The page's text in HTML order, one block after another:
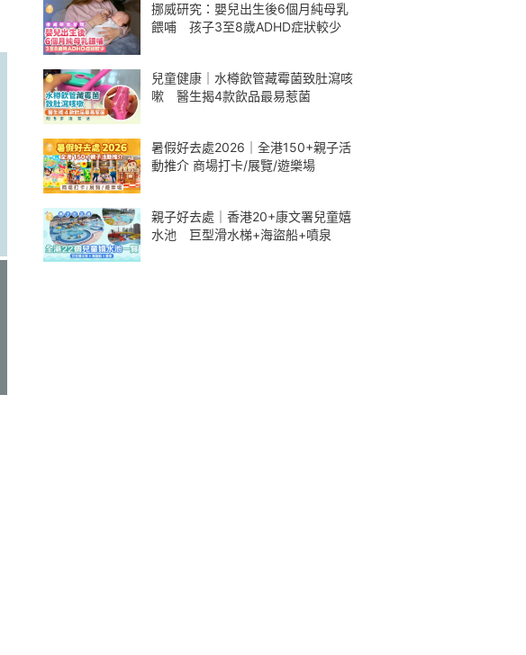
挪威研究：嬰兒出生後6個月純母乳
餵哺 孩子3至8歲ADHD症狀較少
兒童健康｜水樽飲管藏霉菌致肚瀉咳
嗽 醫生揭4款飲品最易惹菌
暑假好去處2026｜全港150+親子活
動推介 商場打卡/展覽/遊樂場
親子好去處｜香港20+康文署兒童嬉
水池 巨型滑水梯+海盜船+噴泉